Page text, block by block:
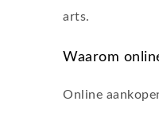
arts.
Waarom
Online